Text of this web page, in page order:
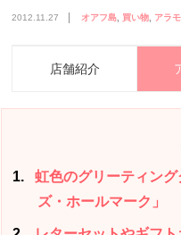
2012.11.27 オアフ島 買い物 アラ
店舗紹介
1
虹色のグリーティン
ズ・ホールマーク」